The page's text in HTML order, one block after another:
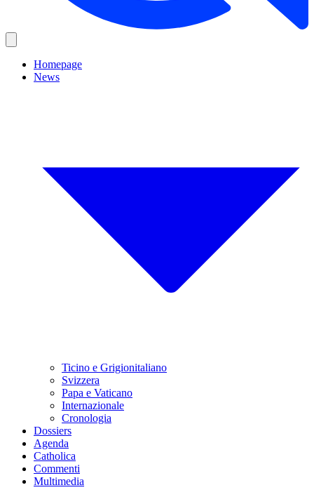
Homepage
News
Ticino e Grigionitaliano
Svizzera
Papa e Vaticano
Internazionale
Cronologia
Dossiers
Agenda
Catholica
Commenti
Multimedia